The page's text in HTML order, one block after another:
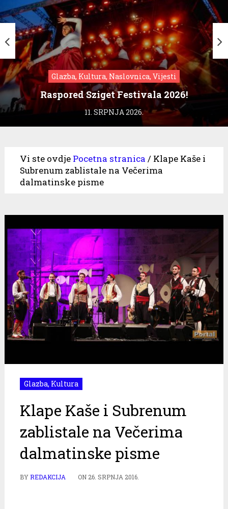
Glazba, Kultura, Naslovnica, Vijesti
Raspored Sziget Festivala 2026!
11. SRPNJA 2026.
Vi ste ovdje Pocetna stranica / Klape Kaše i
Subrenum zablistale na Večerima
dalmatinske pisme
Glazba, Kultura
Klape Kaše i Subrenum
zablistale na Večerima
dalmatinske pisme
BYREDAKCIJA ON26. SRPNJA 2016.